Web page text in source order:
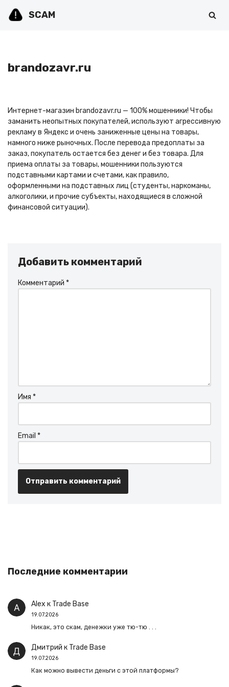
SCAM
brandozavr.ru
Интернет-магазин brandozavr.ru — 100% мошенники! Чтобы
заманить неопытных покупателей, используют агрессивную
рекламу в Яндекс и очень заниженные цены на товары,
намного ниже рыночных. После перевода предоплаты за
заказ, покупатель остается без денег и без товара. Для
приема оплаты за товары, мошенники пользуются
подставными картами и счетами, как правило,
оформленными на подставных лиц (студенты, наркоманы,
алкоголики, и прочие субъекты, находящиеся в сложной
финансовой ситуации).
Добавить комментарий
Комментарий *
Имя *
Email *
Последние комментарии
Alex к Trade Base
19.07.2026
Никак, это скам, денежки уже тю-тю . . .
Дмитрий к Trade Base
19.07.2026
Как можно вывести деньги с этой платформы?